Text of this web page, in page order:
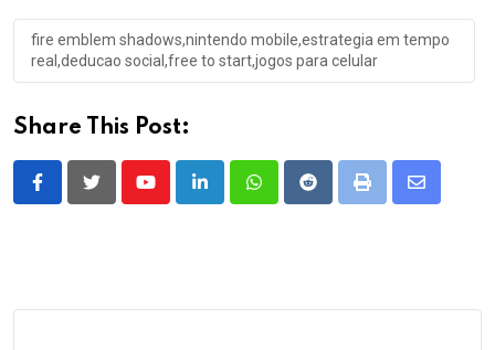
fire emblem shadows,nintendo mobile,estrategia em tempo
real,deducao social,free to start,jogos para celular
Share This Post:
YoutubeLinkedInWhatsappRedditPrint
Share